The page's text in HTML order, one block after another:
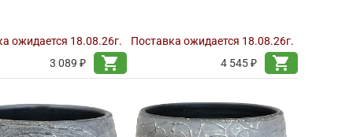
ожидается 18.08.26г.
3 089 ₽
shopping_cart
Поставка ожидается 18.08.26г.
4 545 ₽
shopping_cart